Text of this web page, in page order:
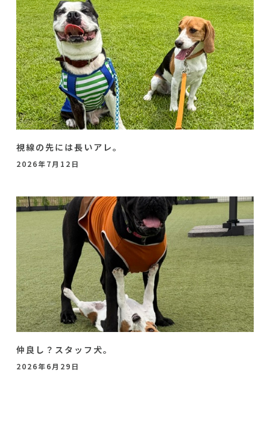
視線の先には長いアレ。
2026年7月12日
仲良し？スタッフ犬。
2026年6月29日